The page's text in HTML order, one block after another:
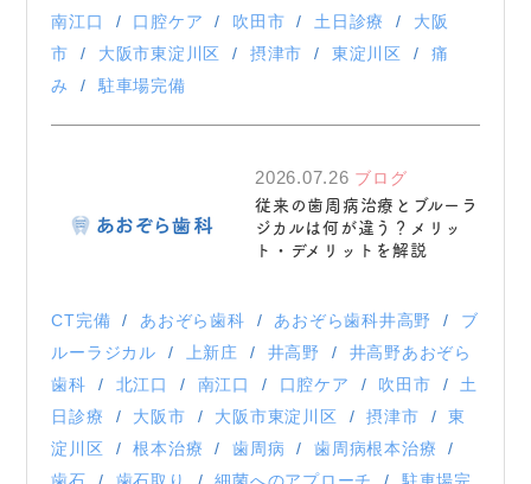
南江口
口腔ケア 吹田市 土日診療
大阪
市
大阪市東淀川区 摂津市 東淀川区
痛
み
駐車場完備
2026.07.26 ブログ
従来の歯周病治療とブルーラ
ジカルは何が違う？メリッ
ト・デメリットを解説
CT完備 あおぞら歯科 あおぞら歯科井高野
ブ
ルーラジカル
上新庄 井高野
井高野あおぞら
歯科
北江口 南江口 口腔ケア 吹田市
土
日診療
大阪市 大阪市東淀川区 摂津市
東
淀川区
根本治療 歯周病
歯周病根本治療
歯石
歯石取り 細菌へのアプローチ
駐車場完